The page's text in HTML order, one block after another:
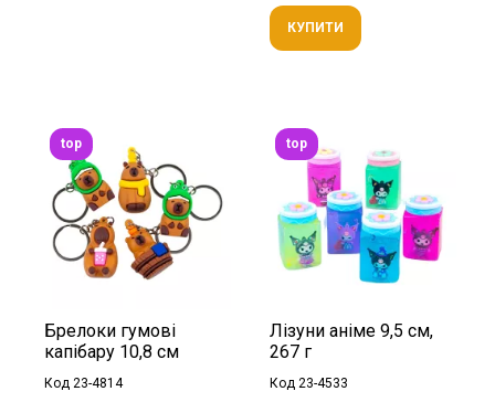
КУПИТИ
Брелоки гумові
капібару 10,8 см
Код 23-4814
top
Лізуни аніме 9,5 см,
267 г
Код 23-4533
top